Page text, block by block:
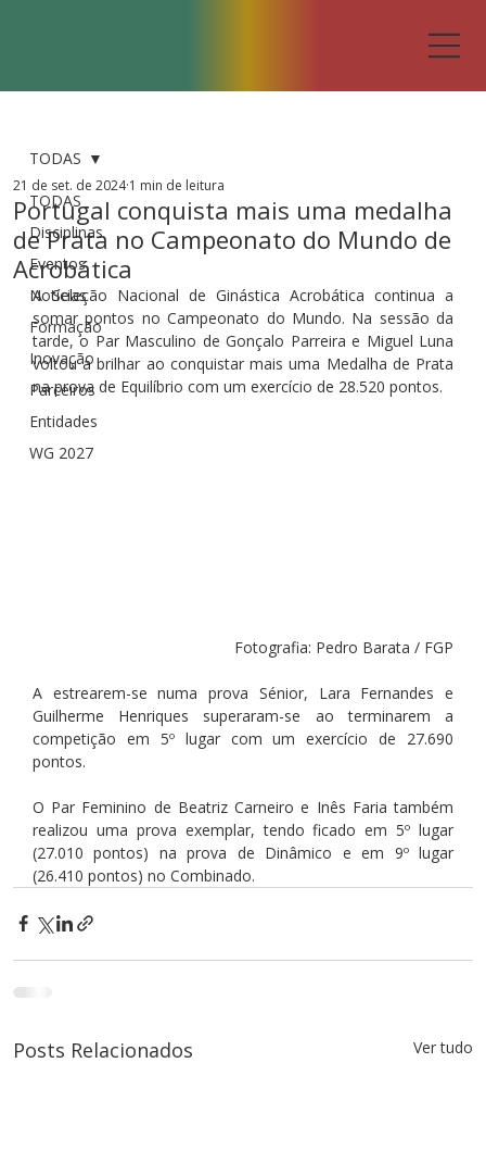
TODAS
Disciplinas
Eventos
Notícias
Formação
Inovação
Parceiros
Entidades
WG 2027
TODAS
Portugal conquista mais uma medalha
de Prata no Campeonato do Mundo de
Acrobática
21 de set. de 2024 1 min de leitura
A Seleção Nacional de Ginástica Acrobática continua a
somar pontos no Campeonato do Mundo. Na sessão da
tarde, o Par Masculino de Gonçalo Parreira e Miguel Luna
voltou a brilhar ao conquistar mais uma Medalha de Prata
na prova de Equilíbrio com um exercício de 28.520 pontos.
Fotografia: Pedro Barata / FGP
A estrearem-se numa prova Sénior, Lara Fernandes e
Guilherme Henriques superaram-se ao terminarem a
competição em 5º lugar com um exercício de 27.690
pontos.
O Par Feminino de Beatriz Carneiro e Inês Faria também
realizou uma prova exemplar, tendo ficado em 5º lugar
(27.010 pontos) na prova de Dinâmico e em 9º lugar
(26.410 pontos) no Combinado.
Posts Relacionados Ver tudo